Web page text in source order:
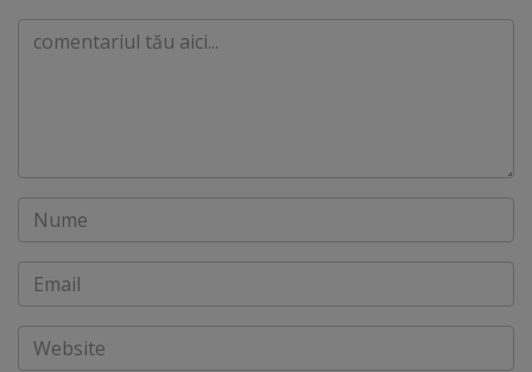
Comentariu
Nume
Email
Website